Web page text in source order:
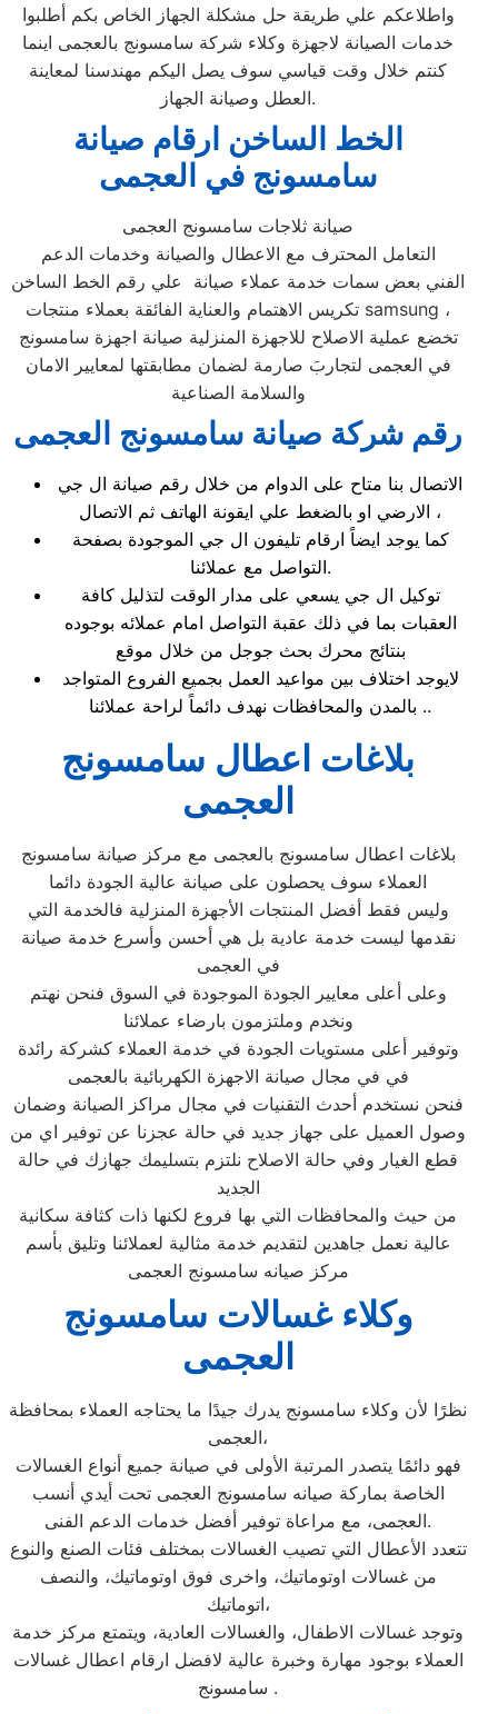
واطلاعكم علي طريقة حل مشكلة الجهاز الخاص بكم أطلبوا
خدمات الصيانة لاجهزة وكلاء شركة سامسونج بالعجمى اينما
كنتم خلال وقت قياسي سوف يصل اليكم مهندسنا لمعاينة
العطل وصيانة الجهاز.
الخط الساخن ارقام صيانة
سامسونج في العجمى
صيانة ثلاجات سامسونج العجمى
التعامل المحترف مع الاعطال والصيانة وخدمات الدعم
الفني بعض سمات خدمة عملاء صيانة علي رقم الخط الساخن
تكريس الاهتمام والعناية الفائقة بعملاء منتجات samsung ،
تخضع عملية الاصلاح للاجهزة المنزلية صيانة اجهزة سامسونج
في العجمى لتجاربَ صارمة لضمان مطابقتها لمعايير الامان
والسلامة الصناعية
رقم شركة صيانة سامسونج العجمى
الاتصال بنا متاح على الدوام من خلال رقم صيانة ال جي
الارضي او بالضغط علي ايقونة الهاتف ثم الاتصال ،
كما يوجد ايضاً ارقام تليفون ال جي الموجودة بصفحة
التواصل مع عملائنا.
توكيل ال جي يسعي على مدار الوقت لتذليل كافة
العقبات بما في ذلك عقبة التواصل امام عملائه بوجوده
بنتائج محرك بحث جوجل من خلال موقع
لايوجد اختلاف بين مواعيد العمل بجميع الفروع المتواجد
بالمدن والمحافظات نهدف دائماً لراحة عملائنا ..
بلاغات اعطال سامسونج
العجمى
بلاغات اعطال سامسونج بالعجمى مع مركز صيانة سامسونج
العملاء سوف يحصلون على صيانة عالية الجودة دائما
وليس فقط أفضل المنتجات الأجهزة المنزلية فالخدمة التي
نقدمها ليست خدمة عادية بل هي أحسن وأسرع خدمة صيانة
في العجمى
وعلى أعلى معايير الجودة الموجودة في السوق فنحن نهتم
ونخدم وملتزمون بارضاء عملائنا
وتوفير أعلى مستويات الجودة في خدمة العملاء كشركة رائدة
في في مجال صيانة الاجهزة الكهربائية بالعجمى
فنحن نستخدم أحدث التقنيات في مجال مراكز الصيانة وضمان
وصول العميل على جهاز جديد في حالة عجزنا عن توفير اي من
قطع الغيار وفي حالة الاصلاح نلتزم بتسليمك جهازك في حالة
الجديد
من حيث والمحافظات التي بها فروع لكنها ذات كثافة سكانية
عالية نعمل جاهدين لتقديم خدمة مثالية لعملائنا وتليق بأسم
مركز صيانه سامسونج العجمى
وكلاء غسالات سامسونج
العجمى
نظرًا لأن وكلاء سامسونج يدرك جيدًا ما يحتاجه العملاء بمحافظة
العجمى،
فهو دائمًا يتصدر المرتبة الأولى في صيانة جميع أنواع الغسالات
الخاصة بماركة صيانه سامسونج العجمى تحت أيدي أنسب
العجمى، مع مراعاة توفير أفضل خدمات الدعم الفنى.
تتعدد الأعطال التي تصيب الغسالات بمختلف فئات الصنع والنوع
من غسالات اوتوماتيك، واخرى فوق اوتوماتيك، والنصف
اتوماتيك،
وتوجد غسالات الاطفال، والغسالات العادية، ويتمتع مركز خدمة
العملاء بوجود مهارة وخبرة عالية لافضل ارقام اعطال غسالات
سامسونج .